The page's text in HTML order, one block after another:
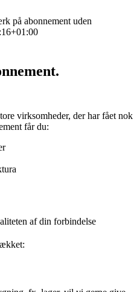
på abonnement uden
virksomheder, der har fået nok
får du:
af din forbindelse